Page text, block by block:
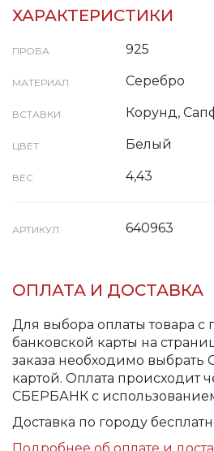
ХАРАКТЕРИСТИКИ
ПРОБА 925
МАТЕРИАЛ Серебро
ВСТАВКИ Корунд,
ЦВЕТ Белый
ВЕС 4,43
АРТИКУЛ 640963
ОПЛАТА И ДОСТАВКА
Для выбора оплаты товара
банковской карты на
заказа необходимо выбрать
картой. Оплата происходит
СБЕРБАНК с
Доставка по городу